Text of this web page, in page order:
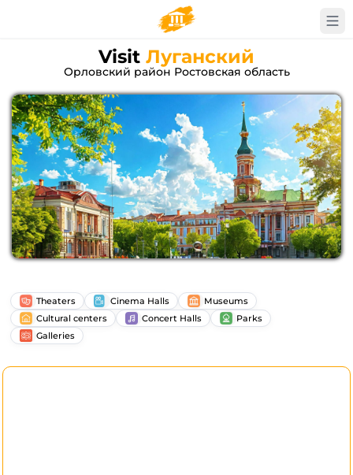
Visit Луганский
Орловский район Ростовская область
Theaters Cinema Halls
Museums
Cultural centers
Concert Halls
Parks
Galleries